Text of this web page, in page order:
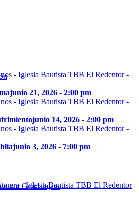
Guadalajara
junio 21, 2026 - 2:00 pm
junio 14, 2026 - 2:00 pm
junio 3, 2026 - 7:00 pm